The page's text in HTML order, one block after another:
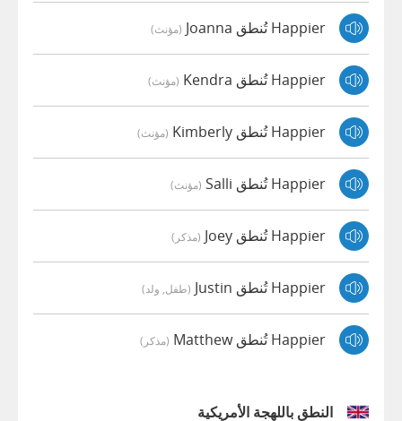
Happier تُنطق Joanna (مؤنث)
Happier تُنطق Kendra (مؤنث)
Happier تُنطق Kimberly (مؤنث)
Happier تُنطق Salli (مؤنث)
Happier تُنطق Joey (مذكر)
Happier تُنطق Justin (طفل, ولد)
Happier تُنطق Matthew (مذكر)
النطق باللهجة الأمريكية